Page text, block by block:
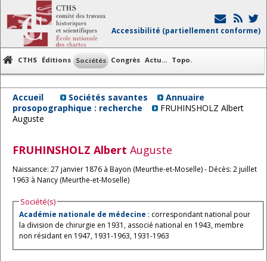
Accessibilité (partiellement conforme)
CTHS Éditions Sociétés Congrès Actu... Topo.
Accueil Sociétés savantes
Annuaire
prosopographique : recherche
FRUHINSHOLZ Albert
Auguste
FRUHINSHOLZ Albert Auguste
Naissance: 27 janvier 1876 à Bayon (Meurthe-et-Moselle) - Décès: 2 juillet
1963 à Nancy (Meurthe-et-Moselle)
Société(s)
Académie nationale de médecine : correspondant national pour
la division de chirurgie en 1931, associé national en 1943, membre
non résidant en 1947, 1931-1963, 1931-1963